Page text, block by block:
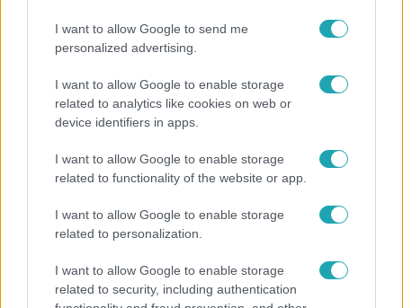
I want to allow Google to send me
personalized advertising.
I want to allow Google to enable storage
related to analytics like cookies on web or
device identifiers in apps.
I want to allow Google to enable storage
related to functionality of the website or app.
I want to allow Google to enable storage
related to personalization.
I want to allow Google to enable storage
related to security, including authentication
Rubint Réka: A mai napig nem jött vissza a 100%-
os tüdőkapacitásom